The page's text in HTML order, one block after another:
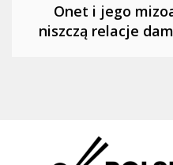
Onet i jego
niszczą relacje